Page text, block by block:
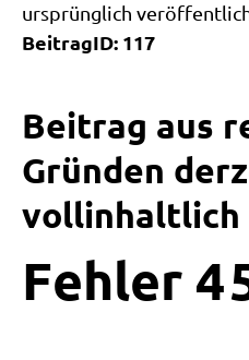
ursprünglich
BeitragID: 117
Beitrag aus
Gründen
vollinhaltlich
Fehler 4 5